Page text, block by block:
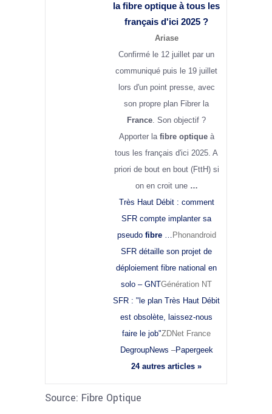
lafibre optique à tous les
français d'ici 2025 ?
Ariase
Confirmé le 12 juillet par un
communiqué puis le 19 juillet
lors d'un point presse, avec
son propre plan Fibrer la
France. Son objectif ?
Apporter la fibre optiqueà
tous les français d'ici 2025. A
priori de bout en bout (FttH) si
on en croit une …
Très Haut Débit : comment
SFR compte implanter sa
pseudo fibre… Phonandroid
SFR détaille son projet de
déploiement fibre national en
solo – GNTGénération NT
SFR : "le plan Très Haut Débit
est obsolète, laissez-nous
faire le job"ZDNet France
DegroupNews –Papergeek
24 autres articles »
Source: Fibre Optique